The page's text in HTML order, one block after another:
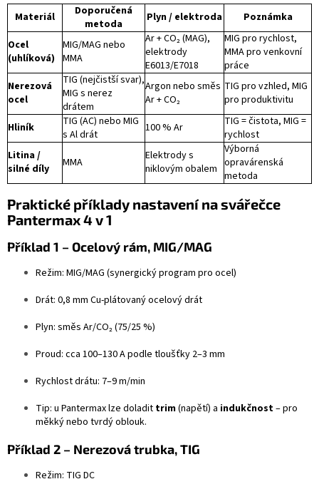
Materiál
Doporučená
metoda
Plyn / elektroda
Poznámka
Ocel
(uhlíková)
MIG/MAG nebo
MMA
Ar + CO₂ (MAG),
elektrody
E6013/E7018
MIG pro rychlost,
MMA pro venkovní
práce
Nerezová
ocel
TIG (nejčistší svar),
MIG s nerez
drátem
Argon nebo směs
Ar + CO₂
TIG pro vzhled, MIG
pro produktivitu
Hliník
TIG (AC) nebo MIG
s Al drát
100 % Ar
TIG = čistota, MIG =
rychlost
Litina /
silné díly
MMA
Elektrody s
niklovým obalem
Výborná
opravárenská
metoda
Praktické příklady nastavení na svářečce
Pantermax 4 v 1
Příklad 1 – Ocelový rám, MIG/MAG
Režim: MIG/MAG (synergický program pro ocel)
Drát: 0,8 mm Cu-plátovaný ocelový drát
Plyn: směs Ar/CO₂ (75/25 %)
Proud: cca 100–130 A podle tloušťky 2–3 mm
Rychlost drátu: 7–9 m/min
Tip: u Pantermax lze doladit trim(napětí) a indukčnost– pro
měkký nebo tvrdý oblouk.
Příklad 2 – Nerezová trubka, TIG
Režim: TIG DC